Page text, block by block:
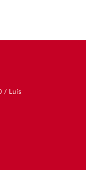
/ Luís